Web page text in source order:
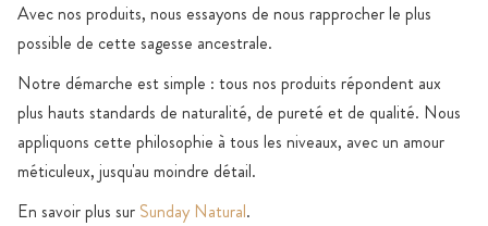
Avec nos produits, nous essayons de nous rapprocher le plus
possible de cette sagesse ancestrale.
Notre démarche est simple : tous nos produits répondent aux
plus hauts standards de naturalité, de pureté et de qualité. Nous
appliquons cette philosophie à tous les niveaux, avec un amour
méticuleux, jusqu'au moindre détail.
En savoir plus sur Sunday Natural.